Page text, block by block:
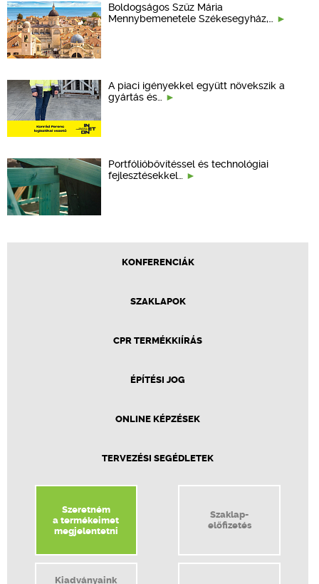
Boldogságos Szűz Mária
Mennybemenetele Székesegyház,…
A piaci igényekkel együtt növekszik a
gyártás és…
Portfólióbővítéssel és technológiai
fejlesztésekkel…
KONFERENCIÁK
SZAKLAPOK
CPR TERMÉKKIÍRÁS
ÉPÍTÉSI JOG
ONLINE KÉPZÉSEK
TERVEZÉSI SEGÉDLETEK
Szeretném
a termékeimet
megjelentetni
Szaklap-
előfizetés
Kiadványaink